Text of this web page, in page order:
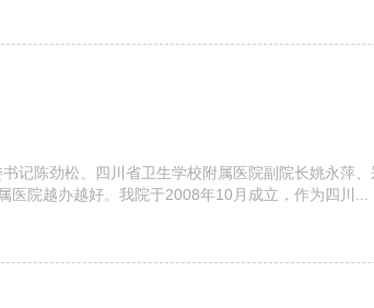
记陈劲松、四川省卫生学校附属医院副院长姚永萍
院越办越好。我院于2008年10月成立，作为四川...